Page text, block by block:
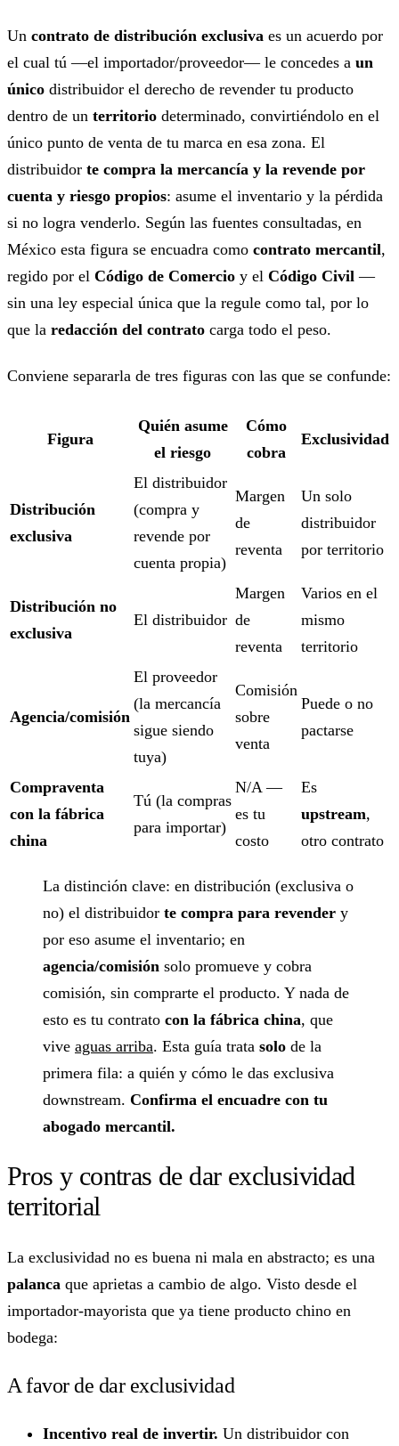
Un contrato de distribución exclusiva es un acuerdo por
el cual tú —el importador/proveedor— le concedes a un
único distribuidor el derecho de revender tu producto
dentro de un territorio determinado, convirtiéndolo en el
único punto de venta de tu marca en esa zona. El
distribuidor te compra la mercancía y la revende por
cuenta y riesgo propios: asume el inventario y la pérdida
si no logra venderlo. Según las fuentes consultadas, en
México esta figura se encuadra como contrato mercantil,
regido por el Código de Comercio y el Código Civil —
sin una ley especial única que la regule como tal, por lo
que la redacción del contrato carga todo el peso.
Conviene separarla de tres figuras con las que se confunde:
Figura
Quién asume
el riesgo
Cómo
cobra
Exclusividad
Distribución
exclusiva
El distribuidor
(compra y
revende por
cuenta propia)
Margen
de
reventa
Un solo
distribuidor
por territorio
Distribución no
exclusiva
El distribuidor
Margen
de
reventa
Varios en el
mismo
territorio
Agencia/comisión
El proveedor
(la mercancía
sigue siendo
tuya)
Comisión
sobre
venta
Puede o no
pactarse
Compraventa
con la fábrica
china
Tú (la compras
para importar)
N/A —
es tu
costo
Es
upstream,
otro contrato
La distinción clave: en distribución (exclusiva o
no) el distribuidor te compra para revender y
por eso asume el inventario; en
agencia/comisión solo promueve y cobra
comisión, sin comprarte el producto. Y nada de
esto es tu contrato con la fábrica china, que
vive aguas arriba. Esta guía trata solo de la
primera fila: a quién y cómo le das exclusiva
downstream. Confirma el encuadre con tu
abogado mercantil.
Pros y contras de dar exclusividad
territorial
La exclusividad no es buena ni mala en abstracto; es una
palanca que aprietas a cambio de algo. Visto desde el
importador-mayorista que ya tiene producto chino en
bodega:
A favor de dar exclusividad
Incentivo real de invertir. Un distribuidor con